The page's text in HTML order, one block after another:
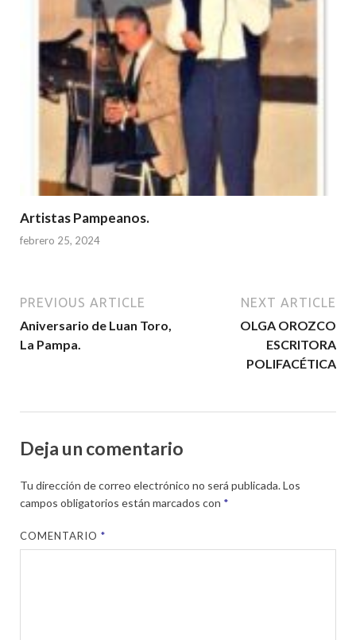
Artistas Pampeanos.
febrero 25, 2024
PREVIOUS ARTICLE
Aniversario de Luan Toro,
La Pampa.
NEXT ARTICLE
OLGA OROZCO
ESCRITORA
POLIFACÉTICA
Deja un comentario
Tu dirección de correo electrónico no será publicada.Los
campos obligatorios están marcados con *
COMENTARIO*